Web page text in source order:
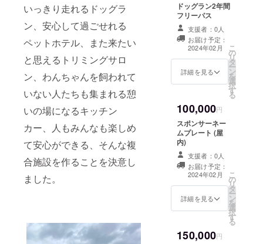
いっきり走れるドッグラ
ン、安心して過ごせれる
ペットホテル、また来たい
と思えるトリミングサロ
ン、わんちゃんを飼われて
いない人たちも集まれる憩
いの場になるキッチン
カー、人もみんなも楽しめ
て安心ができる、そんな複
合施設を作ることを決意し
ました。
ドッグラン2年間
フリーパス
支援者：0人
お届け予定：
2024年02月
詳細を見る
こ
の
リ
タ
ー
ン
を
選
択
す
る
100,000円
スポンサーネー
ムプレート (屋
内)
支援者：0人
お届け予定：
2024年02月
詳細を見る
こ
の
リ
タ
ー
ン
を
選
択
す
る
150,000円